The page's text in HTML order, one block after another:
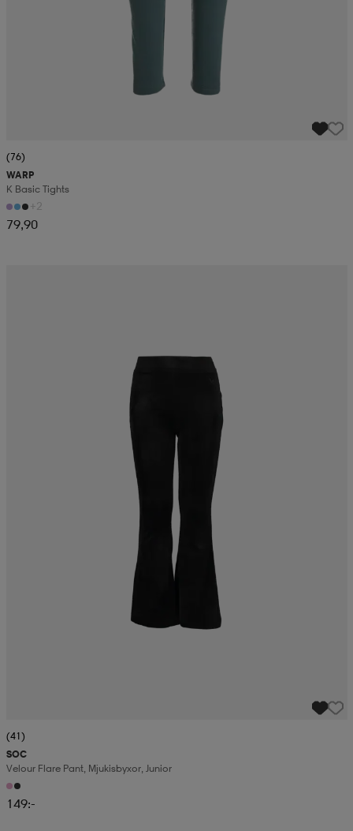
(76)
WARP
K Basic Tights
+2
79,90
(41)
SOC
Velour Flare Pant, Mjukisbyxor, Junior
149:-